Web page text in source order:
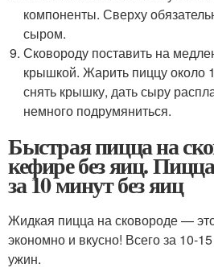
компоненты. Сверху
сыром.
Сковороду поставить на
крышкой. Жарить пиццу около
снять крышку, дать сыру
немного подрумяниться.
Быстрая пицца на
кефире без яиц.
за 10 минут без яиц
Жидкая пицца на сковороде —
экономно и вкусно! Всего за 10-
ужин.